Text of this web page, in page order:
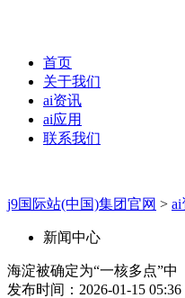
首页
关于我们
ai资讯
ai应用
联系我们
j9国际站(中国)集团官网 > ai
新闻中心
海淀被确定为“一核多点”中
发布时间：2026-01-15 05:36